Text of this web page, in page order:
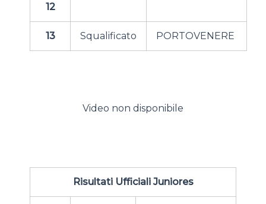
12
13 Squalificato PORTOVENERE
Video non disponibile
Risultati Ufficiali Juniores